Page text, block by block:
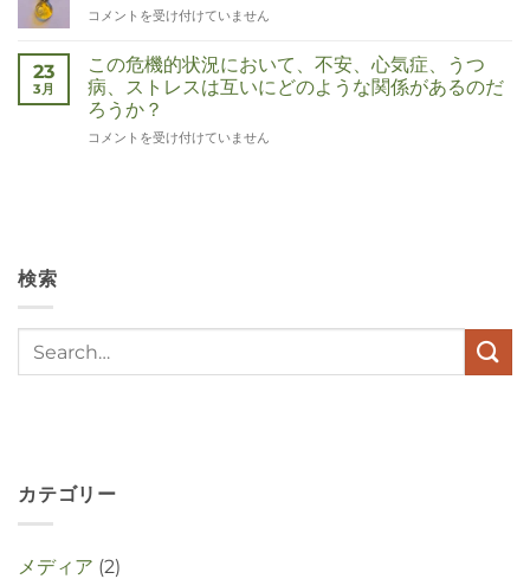
Corona
コメントを受け付けていません
23
3月
この危機的状況において、不安、心気症、うつ
病、ストレスは互いにどのような関係があるのだ
ろうか？
Wat
in
deze
コメントを受け付けていません
検索
カテゴリー
メディア (2)